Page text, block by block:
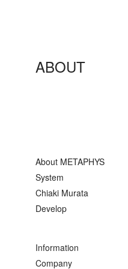
ABOUT
About METAPHYS
System
Chiaki Murata
Develop
Information
Company